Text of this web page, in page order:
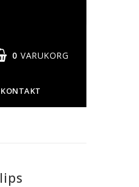
0 VARUKORG
KONTAKT